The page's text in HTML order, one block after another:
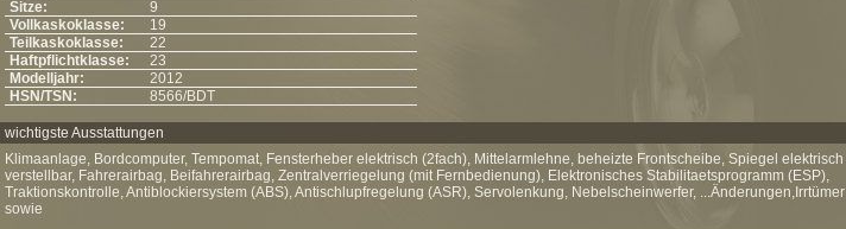
Sitze:
9
Vollkaskoklasse:
19
Teilkaskoklasse:
22
Haftpflichtklasse:
23
Modelljahr:
2012
HSN/TSN:
8566/BDT
wichtigste Ausstattungen
Klimaanlage, Bordcomputer, Tempomat, Fensterheber elektrisch (2fach), Mittelarmlehne, beheizte Frontscheibe, Spiegel elektrisch
verstellbar, Fahrerairbag, Beifahrerairbag, Zentralverriegelung (mit Fernbedienung), Elektronisches Stabilitaetsprogramm (ESP),
Traktionskontrolle, Antiblockiersystem (ABS), Antischlupfregelung (ASR), Servolenkung, Nebelscheinwerfer, ...Änderungen,Irrtümer
sowie